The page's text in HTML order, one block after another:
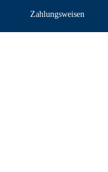
Zahlungsweisen